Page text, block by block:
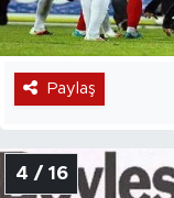
Paylaş
4 / 16